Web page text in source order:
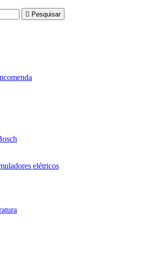
 Pesquisar
elétricos